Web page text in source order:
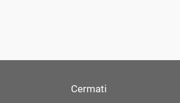
Cermati